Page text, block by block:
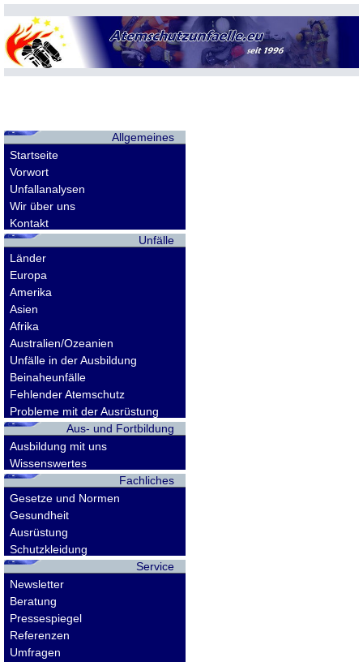
Allgemeines
Startseite
Vorwort
Unfallanalysen
Wir über uns
Kontakt
Unfälle
Länder
Europa
Amerika
Asien
Afrika
Australien/Ozeanien
Unfälle in der Ausbildung
Beinaheunfälle
Fehlender Atemschutz
Probleme mit der Ausrüstung
Aus- und Fortbildung
Ausbildung mit uns
Wissenswertes
Fachliches
Gesetze und Normen
Gesundheit
Ausrüstung
Schutzkleidung
Service
Newsletter
Beratung
Pressespiegel
Referenzen
Umfragen